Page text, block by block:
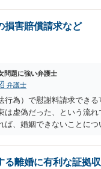
損害賠償請求など
問題に強い弁護士
弁護士
行為）で慰謝料請求でき
は虚偽だった、という流
ば、婚姻できないことに
る離婚に有利な証拠